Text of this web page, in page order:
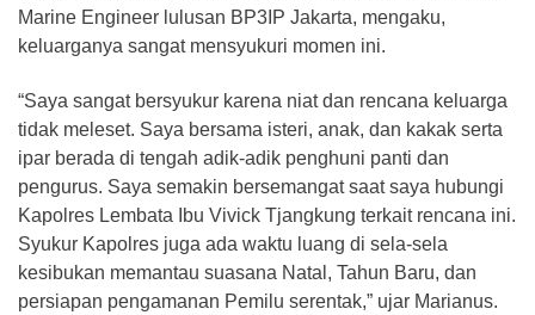
Marine Engineer lulusan BP3IP Jakarta, mengaku,
keluarganya sangat mensyukuri momen ini.
“Saya sangat bersyukur karena niat dan rencana keluarga
tidak meleset. Saya bersama isteri, anak, dan kakak serta
ipar berada di tengah adik-adik penghuni panti dan
pengurus. Saya semakin bersemangat saat saya hubungi
Kapolres Lembata Ibu Vivick Tjangkung terkait rencana ini.
Syukur Kapolres juga ada waktu luang di sela-sela
kesibukan memantau suasana Natal, Tahun Baru, dan
persiapan pengamanan Pemilu serentak,” ujar Marianus.